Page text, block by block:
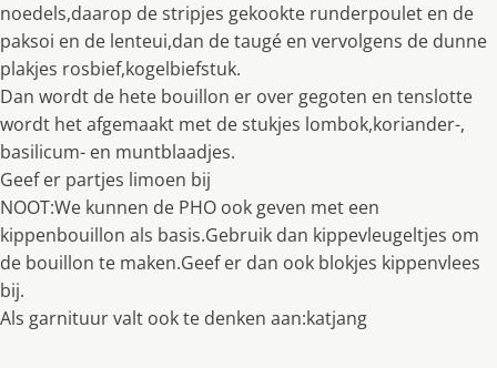
noedels,daarop de stripjes gekookte runderpoulet en de
paksoi en de lenteui,dan de taugé en vervolgens de dunne
plakjes rosbief,kogelbiefstuk.
Dan wordt de hete bouillon er over gegoten en tenslotte
wordt het afgemaakt met de stukjes lombok,koriander-,
basilicum- en muntblaadjes.
Geef er partjes limoen bij
NOOT:We kunnen de PHO ook geven met een
kippenbouillon als basis.Gebruik dan kippevleugeltjes om
de bouillon te maken.Geef er dan ook blokjes kippenvlees
bij.
Als garnituur valt ook te denken aan:katjang